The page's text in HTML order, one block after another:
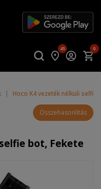
45 0
| Hoco K4 vezeték nélküli selfie
Összehasonlítás
bot, Fekete